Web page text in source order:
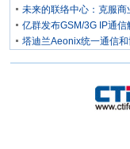
未来的联络中心：克服商
亿群发布GSM/3G IP通信
塔迪兰Aeonix统一通信